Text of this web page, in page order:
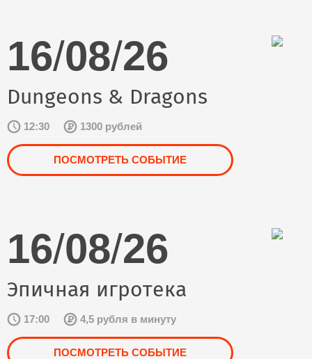
16/08/26
Dungeons & Dragons
12:30 1300 рублей
ПОСМОТРЕТЬ СОБЫТИЕ
16/08/26
Эпичная игротека
17:00 4,5 рубля в минуту
ПОСМОТРЕТЬ СОБЫТИЕ